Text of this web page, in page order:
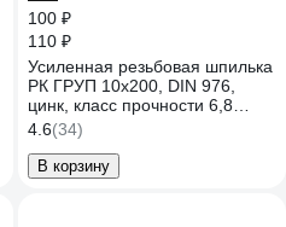
100 ₽
110 ₽
Усиленная резьбовая шпилька
РК ГРУП 10x200, DIN 976,
цинк, класс прочности 6,8
РКГ00003727
4.6(34)
В корзину